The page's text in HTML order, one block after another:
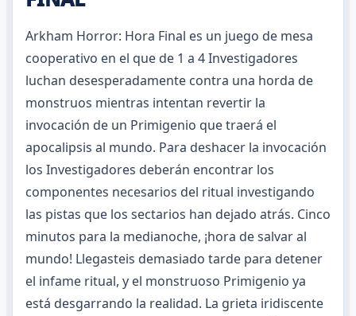
Arkham Horror: Hora Final es un juego de mesa
cooperativo en el que de 1 a 4 Investigadores
luchan desesperadamente contra una horda de
monstruos mientras intentan revertir la
invocación de un Primigenio que traerá el
apocalipsis al mundo. Para deshacer la invocación
los Investigadores deberán encontrar los
componentes necesarios del ritual investigando
las pistas que los sectarios han dejado atrás. Cinco
minutos para la medianoche, ¡hora de salvar al
mundo! Llegasteis demasiado tarde para detener
el infame ritual, y el monstruoso Primigenio ya
está desgarrando la realidad. La grieta iridiscente